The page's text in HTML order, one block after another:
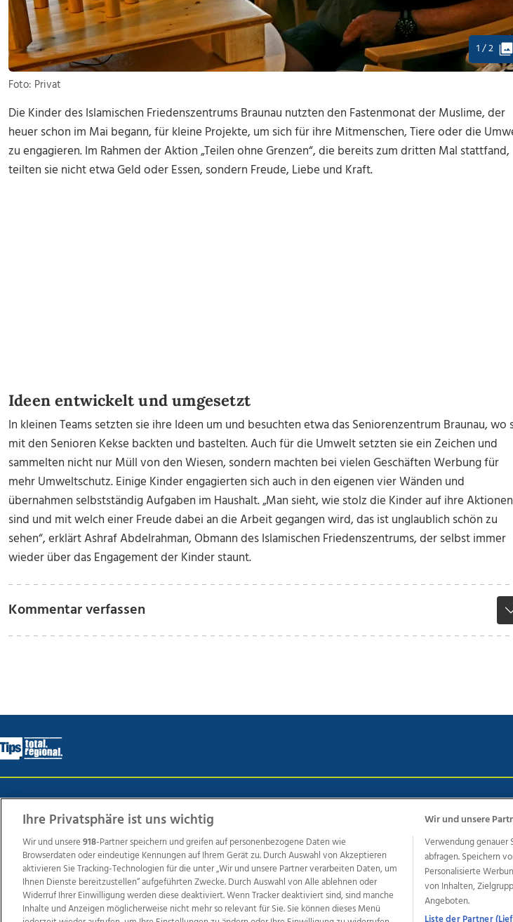
1 / 2
Foto: Privat
Die Kinder des Islamischen Friedenszentrums Braunau nutzten den Fastenmonat der Muslime, der
heuer schon im Mai begann, für kleine Projekte, um sich für ihre Mitmenschen, Tiere oder die
zu engagieren. Im Rahmen der Aktion „Teilen ohne Grenzen“, die bereits zum dritten Mal stattfand,
teilten sie nicht etwa Geld oder Essen, sondern Freude, Liebe und Kraft.
Ideen entwickelt und umgesetzt
In kleinen Teams setzten sie ihre Ideen um und besuchten etwa das Seniorenzentrum Braunau, wo
mit den Senioren Kekse backten und bastelten. Auch für die Umwelt setzten sie ein Zeichen und
sammelten nicht nur Müll von den Wiesen, sondern machten bei vielen Geschäften Werbung für
mehr Umweltschutz. Einige Kinder engagierten sich auch in den eigenen vier Wänden und
übernahmen selbstständig Aufgaben im Haushalt. „Man sieht, wie stolz die Kinder auf ihre Aktionen
sind und mit welch einer Freude dabei an die Arbeit gegangen wird, das ist unglaublich schön zu
sehen“, erklärt Ashraf Abdelrahman, Obmann des Islamischen Friedenszentrums, der selbst immer
wieder über das Engagement der Kinder staunt.
Kommentar verfassen
Weitere Angebote des Medienhauses Wimmer
TV1 di-mog-i.at OÖNow Ischler Woche Life Radio OÖNachrichten OÖN Immobilien
Regionaljobs
wasistlos.at wirtrauern.at
Ihre Privatsphäre ist uns wichtig
Wir und unsere918-Partner speichern und greifen auf personenbezogene Daten wie
Browserdaten oder eindeutige Kennungen auf Ihrem Gerät zu. Durch Auswahl von Akzeptieren
aktivieren Sie Tracking-Technologien für die unter „Wir und unsere Partner verarbeiten Daten, um
Ihnen Dienste bereitzustellen“ aufgeführten Zwecke. Durch Auswahl von Alle ablehnen oder
Widerruf Ihrer Einwilligung werden diese deaktiviert. Wenn Tracker deaktiviert sind, sind manche
Inhalte und Anzeigen möglicherweise nicht mehr so relevant für Sie. Sie können dieses Menü
Wir und unsere
Verwendung genauer
abfragen. Speichern
Personalisierte
von Inhalten,
Angeboten.